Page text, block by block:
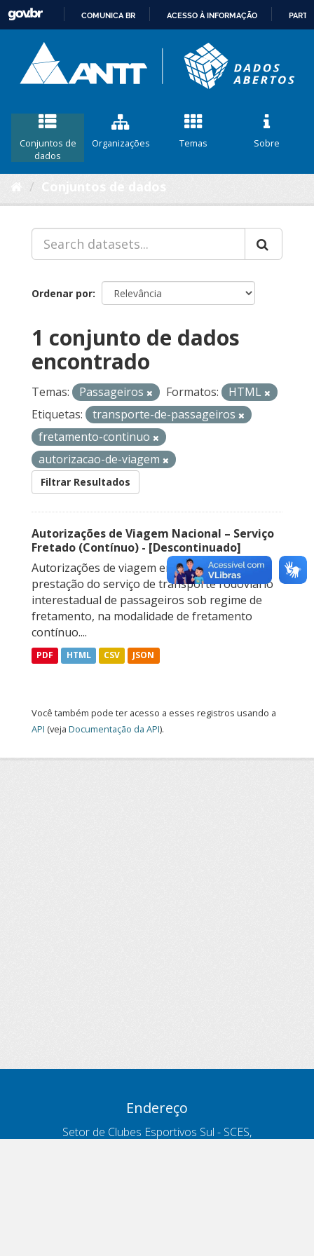
CONTEÚDO
COMUNICA BR ACESSO À INFORMAÇÃO
Conjuntos de
dados
Organizações Temas Sobre
Ordenar por
1 conjunto de dados
encontrado
Temas: Passageiros Formatos:
HTML
Etiquetas:
transporte-de-passageiros
fretamento-continuo
autorizacao-de-viagem
Filtrar Resultados
Autorizações de Viagem Nacional – Serviço
Fretado (Contínuo) - [Descontinuado]
Autorizações de viagem emitidas para a
prestação do serviço de transporte rodoviário
interestadual de passageiros sob regime de
fretamento, na modalidade de fretamento
contínuo....
PDF HTML CSV JSON
Você também pode ter acesso a esses registros usando a
API (veja Documentação da API).
Endereço
Setor de Clubes Esportivos Sul - SCES,